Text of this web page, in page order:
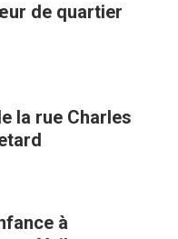
de quartier
la rue Charles
à